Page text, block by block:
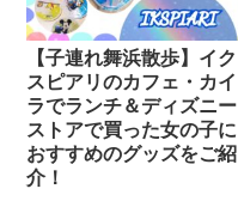
【子連れ舞浜散歩】イク
スピアリのカフェ・カイ
ラでランチ＆ディズニー
ストアで買った女の子に
おすすめのグッズをご紹
介！